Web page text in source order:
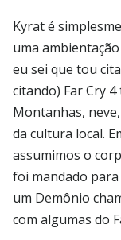
Kyrat é
uma
eu sei que tou
citando) Far Cry
Montanhas,
da cultura local.
assumimos o
foi mandado
um Demônio
com algumas do